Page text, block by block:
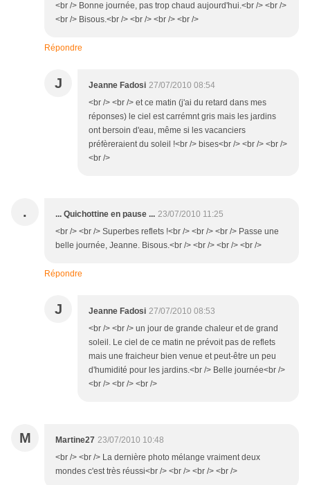
<br /> Bonne journée, pas trop chaud aujourd'hui.<br /> <br />
<br /> Bisous.<br /> <br /> <br /> <br />
Répondre
J Jeanne Fadosi 27/07/2010 08:54
<br /> <br /> et ce matin (j'ai du retard dans mes
réponses) le ciel est carrémnt gris mais les jardins
ont bersoin d'eau, même si les vacanciers
préfèreraient du soleil !<br /> bises<br /> <br /> <br />
<br />
. ... Quichottine en pause ... 23/07/2010 11:25
<br /> <br /> Superbes reflets !<br /> <br /> <br /> Passe une
belle journée, Jeanne. Bisous.<br /> <br /> <br /> <br />
Répondre
J Jeanne Fadosi 27/07/2010 08:53
<br /> <br /> un jour de grande chaleur et de grand
soleil. Le ciel de ce matin ne prévoit pas de reflets
mais une fraicheur bien venue et peut-être un peu
d'humidité pour les jardins.<br /> Belle journée<br />
<br /> <br /> <br />
M Martine27 23/07/2010 10:48
<br /> <br /> La dernière photo mélange vraiment deux
mondes c'est très réussi<br /> <br /> <br /> <br />